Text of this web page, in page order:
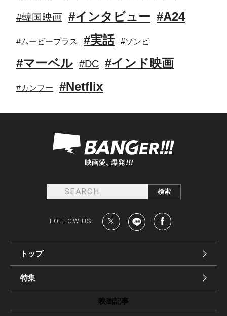
#韓国映画 #インタビュー #A24
#ムービープラス #実話 #ゾンビ
#マーベル #DC #インド映画
#カンフー #Netflix
FOLLOW US
トップ
特集
映画記事